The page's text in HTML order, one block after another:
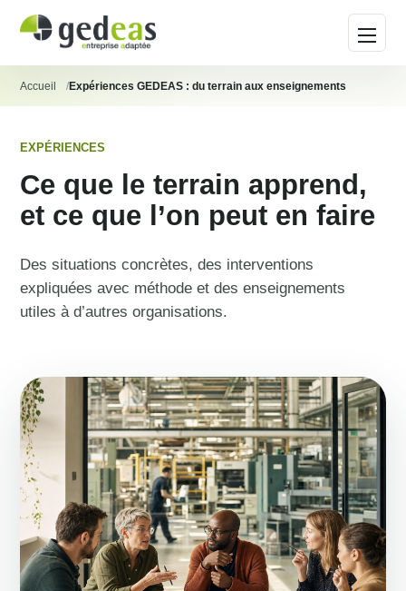
Ouvrir
Accueil Expériences GEDEAS : du terrain aux enseignements
EXPÉRIENCES
Ce que le terrain apprend,
et ce que l’on peut en faire
Des situations concrètes, des interventions
expliquées avec méthode et des enseignements
utiles à d’autres organisations.